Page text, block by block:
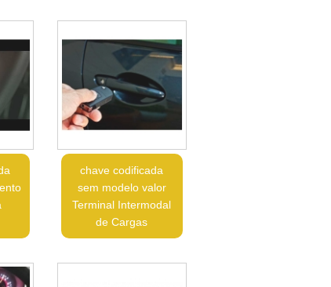
chave codificada
sem modelo valor
Terminal Intermodal
de Cargas